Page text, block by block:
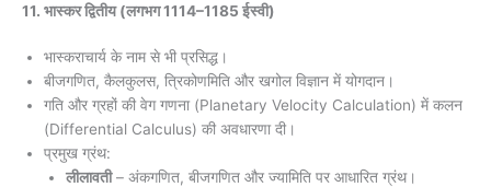
11. भास्कर द्वितीय (लगभग 1114–1185 ईस्वी)
भास्कराचार्य के नाम से भी प्रसिद्ध।
बीजगणित, कैलकुलस, त्रिकोणमिति और खगोल विज्ञान में योगदान।
गति और ग्रहों की वेग गणना (Planetary Velocity Calculation) में कलन
(Differential Calculus) की अवधारणा दी।
प्रमुख ग्रंथ:
लीलावती– अंकगणित, बीजगणित और ज्यामिति पर आधारित ग्रंथ।